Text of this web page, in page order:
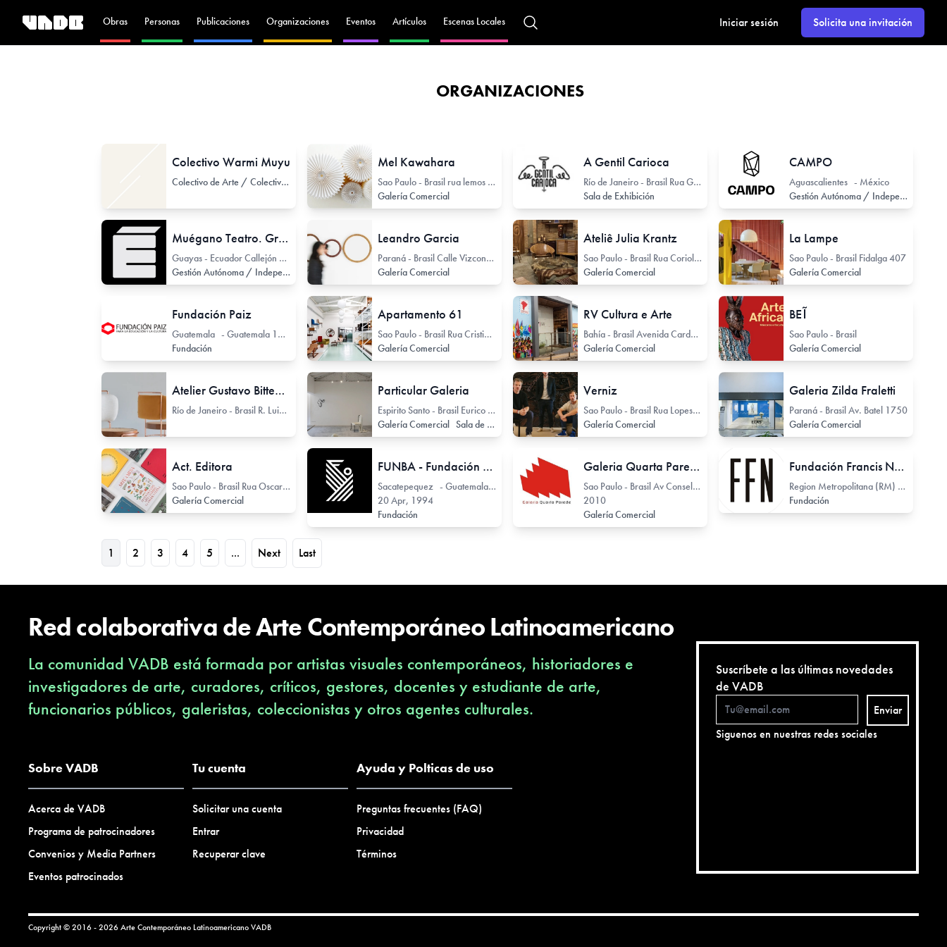
Obras Personas Publicaciones Organizaciones Eventos Artículos Escenas Locales Iniciar sesión Solicita una invitación
ORGANIZACIONES
Colectivo Warmi Muyu
Colectivo de Arte / Colectivo de Artistas
Mel Kawahara
Sao Paulo - Brasil rua lemos conde 36
Galería Comercial
A Gentil Carioca
Río de Janeiro - Brasil Rua Gonçalves Ledo 17
Sala de Exhibición
CAMPO
Aguascalientes - México
Gestión Autónoma / Independiente
Muégano Teatro. Grupo y Espacio de Teatro independiente
Guayas - Ecuador Callejón Magallanes
Gestión Autónoma / Independiente
Colectivo de Arte / Colectivo de Artistas
Leandro Garcia
Paraná - Brasil Calle Vizconde de Rio Branco 1488
Galería Comercial
Ateliê Julia Krantz
Sao Paulo - Brasil Rua Coriolano 71
Galería Comercial
La Lampe
Sao Paulo - Brasil Fidalga 407
Galería Comercial
Fundación Paiz
Guatemala - Guatemala 11 Avenida 33-32
Fundación
Apartamento 61
Sao Paulo - Brasil Rua Cristiano Viana 114
Galería Comercial
RV Cultura e Arte
Bahía - Brasil Avenida Cardeal da Silva 158
Galería Comercial
BEĨ
Sao Paulo - Brasil
Galería Comercial
Atelier Gustavo Bittencourt
Río de Janeiro - Brasil R. Luiz Winter 360
Particular Galeria
Espirito Santo - Brasil Eurico de Aguiar 130
Galería Comercial Sala de Exhibición
Verniz
Sao Paulo - Brasil Rua Lopes Chaves 243
Galería Comercial
Galeria Zilda Fraletti
Paraná - Brasil Av. Batel 1750
Galería Comercial
Act. Editora
Sao Paulo - Brasil Rua Oscar Freire 1437
Galería Comercial
FUNBA - Fundación para las Bellas Artes y la Cultura
Sacatepequez - Guatemala 5 avenida Sur 40
20 Apr, 1994
Fundación
Galeria Quarta Parede
Sao Paulo - Brasil Av Conselheiro Rodrigues Alves 722
2010
Galería Comercial
Fundación Francis Naranjo
Region Metropolitana (RM) - Chile
Fundación
1 2 3 4 5 ... Next Last
Red colaborativa de Arte Contemporáneo Latinoamericano
La comunidad VADB está formada por artistas visuales contemporáneos, historiadores e
investigadores de arte, curadores, críticos, gestores, docentes y estudiante de arte,
funcionarios públicos, galeristas, coleccionistas y otros agentes culturales.
Sobre VADB
Acerca de VADB
Programa de patrocinadores
Convenios y Media Partners
Eventos patrocinados
Tu cuenta
Solicitar una cuenta
Entrar
Recuperar clave
Ayuda y Polticas de uso
Preguntas frecuentes (FAQ)
Privacidad
Términos
Suscríbete a las últimas novedades
de VADB
Enviar
Siguenos en nuestras redes sociales
Copyright © 2016 - 2026 Arte Contemporáneo LatinoamericanoVADB